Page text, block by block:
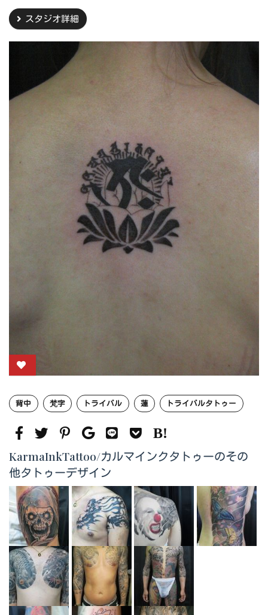
スタジオ詳細
背中 梵字 トライバル 蓮 トライバルタトゥー
KarmaInkTattoo/カルマインクタトゥーのその
他タトゥーデザイン